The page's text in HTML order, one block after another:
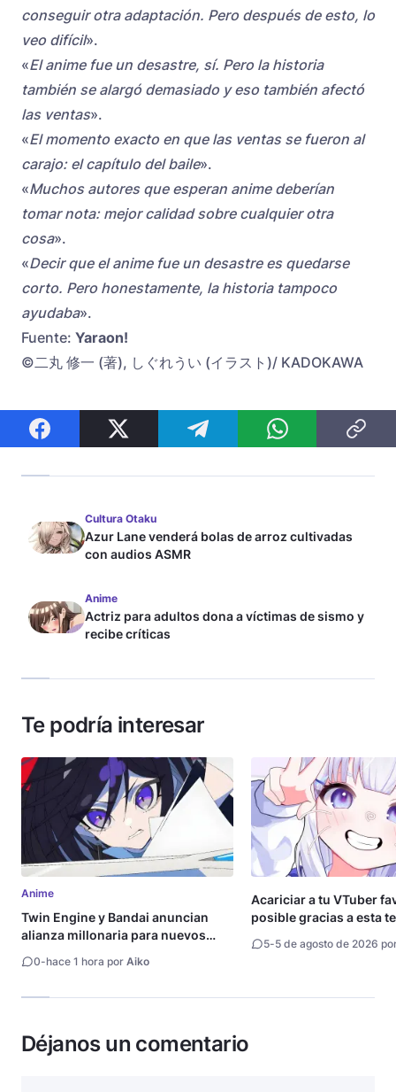
conseguir otra adaptación. Pero después de esto, lo
veo difícil».
«El anime fue un desastre, sí. Pero la historia
también se alargó demasiado y eso también afectó
las ventas».
«El momento exacto en que las ventas se fueron al
carajo: el capítulo del baile».
«Muchos autores que esperan anime deberían
tomar nota: mejor calidad sobre cualquier otra
cosa».
«Decir que el anime fue un desastre es quedarse
corto. Pero honestamente, la historia tampoco
ayudaba».
Fuente: Yaraon!
©二丸 修一 (著), しぐれうい (イラスト)/ KADOKAWA
Cultura Otaku
Azur Lane venderá bolas de arroz cultivadas
con audios ASMR
Anime
Actriz para adultos dona a víctimas de sismo y
recibe críticas
Te podría interesar
Anime
Twin Engine y Bandai anuncian
alianza millonaria para nuevos
0-hace 1 hora por Aiko
Acariciar a tu VTuber
posible gracias a esta
5-5 de agosto de 2026
Déjanos un comentario